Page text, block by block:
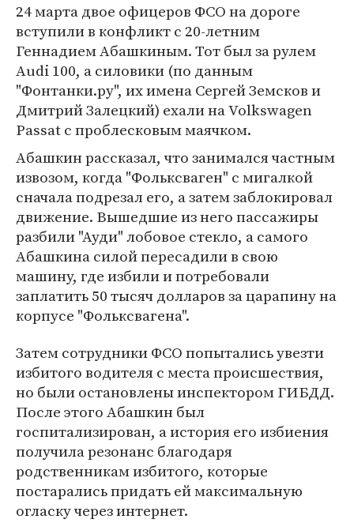
24 марта двое офицеров ФСО на дороге
вступили в конфликт с 20-летним
Геннадием Абашкиным. Тот был за рулем
Audi 100, а силовики (по данным
"Фонтанки.ру", их имена Сергей Земсков и
Дмитрий Залецкий) ехали на Volkswagen
Passat с проблесковым маячком.
Абашкин рассказал, что занимался частным
извозом, когда "Фольксваген" с мигалкой
сначала подрезал его, а затем заблокировал
движение. Вышедшие из него пассажиры
разбили "Ауди" лобовое стекло, а самого
Абашкина силой пересадили в свою
машину, где избили и потребовали
заплатить 50 тысяч долларов за царапину на
корпусе "Фольксвагена".
Затем сотрудники ФСО попытались увезти
избитого водителя с места происшествия,
но были остановлены инспектором ГИБДД.
После этого Абашкин был
госпитализирован, а история его избиения
получила резонанс благодаря
родственникам избитого, которые
постарались придать ей максимальную
огласку через интернет.